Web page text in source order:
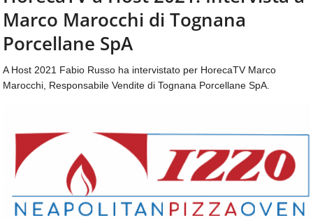
aggiornamenti
quotidiani
temi
come
ospitalità,
ristorazione,
beverage,
catering
e
quotidiani
sul
CONTATTI
Marco Marocchi di Tognana
Porcellane SpA
A Host 2021 Fabio Russo ha intervistato per HorecaTV Marco
Marocchi, Responsabile Vendite di Tognana Porcellane SpA.